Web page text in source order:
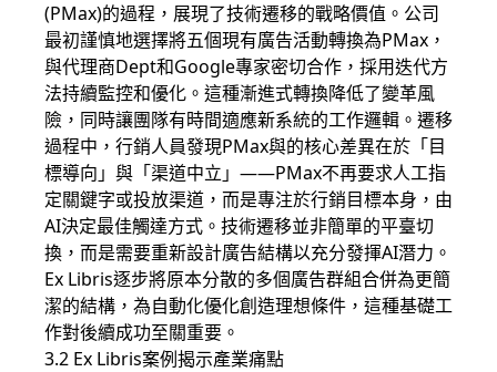
(PMax)的過程，展現了技術遷移的戰略價值。公司
最初謹慎地選擇將五個現有廣告活動轉換為PMax，
與代理商Dept和Google專家密切合作，採用迭代方
法持續監控和優化。這種漸進式轉換降低了變革風
險，同時讓團隊有時間適應新系統的工作邏輯。遷移
過程中，行銷人員發現PMax與的核心差異在於「目
標導向」與「渠道中立」——PMax不再要求人工指
定關鍵字或投放渠道，而是專注於行銷目標本身，由
AI決定最佳觸達方式。技術遷移並非簡單的平臺切
換，而是需要重新設計廣告結構以充分發揮AI潛力。
Ex Libris逐步將原本分散的多個廣告群組合併為更簡
潔的結構，為自動化優化創造理想條件，這種基礎工
作對後續成功至關重要。
3.2 Ex Libris案例揭示產業痛點